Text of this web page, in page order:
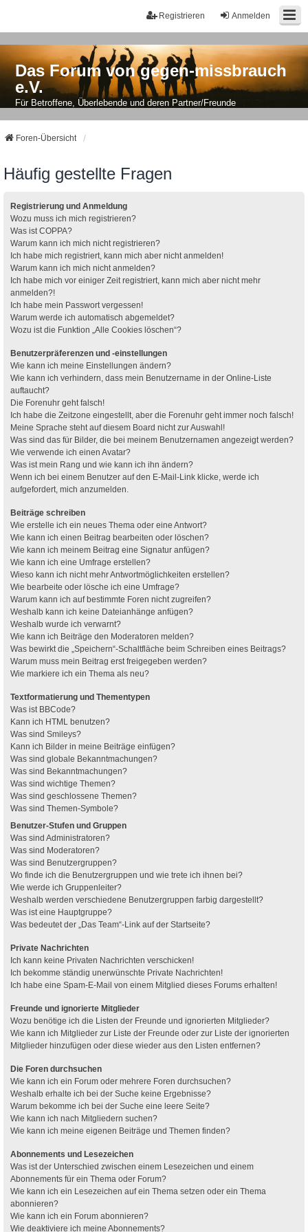
Anmelden
Registrieren
Das Forum von gegen-missbrauch
e.V.
Für Betroffene, Überlebende und deren Partner/Freunde
Foren-Übersicht
Häufig gestellte Fragen
Registrierung und Anmeldung
Wozu muss ich mich registrieren?
Was ist COPPA?
Warum kann ich mich nicht registrieren?
Ich habe mich registriert, kann mich aber nicht anmelden!
Warum kann ich mich nicht anmelden?
Ich habe mich vor einiger Zeit registriert, kann mich aber nicht mehr
anmelden?!
Ich habe mein Passwort vergessen!
Warum werde ich automatisch abgemeldet?
Wozu ist die Funktion „Alle Cookies löschen“?
Benutzerpräferenzen und -einstellungen
Wie kann ich meine Einstellungen ändern?
Wie kann ich verhindern, dass mein Benutzername in der Online-Liste
auftaucht?
Die Forenuhr geht falsch!
Ich habe die Zeitzone eingestellt, aber die Forenuhr geht immer noch falsch!
Meine Sprache steht auf diesem Board nicht zur Auswahl!
Was sind das für Bilder, die bei meinem Benutzernamen angezeigt werden?
Wie verwende ich einen Avatar?
Was ist mein Rang und wie kann ich ihn ändern?
Wenn ich bei einem Benutzer auf den E-Mail-Link klicke, werde ich
aufgefordert, mich anzumelden.
Beiträge schreiben
Wie erstelle ich ein neues Thema oder eine Antwort?
Wie kann ich einen Beitrag bearbeiten oder löschen?
Wie kann ich meinem Beitrag eine Signatur anfügen?
Wie kann ich eine Umfrage erstellen?
Wieso kann ich nicht mehr Antwortmöglichkeiten erstellen?
Wie bearbeite oder lösche ich eine Umfrage?
Warum kann ich auf bestimmte Foren nicht zugreifen?
Weshalb kann ich keine Dateianhänge anfügen?
Weshalb wurde ich verwarnt?
Wie kann ich Beiträge den Moderatoren melden?
Was bewirkt die „Speichern“-Schaltfläche beim Schreiben eines Beitrags?
Warum muss mein Beitrag erst freigegeben werden?
Wie markiere ich ein Thema als neu?
Textformatierung und Thementypen
Was ist BBCode?
Kann ich HTML benutzen?
Was sind Smileys?
Kann ich Bilder in meine Beiträge einfügen?
Was sind globale Bekanntmachungen?
Was sind Bekanntmachungen?
Was sind wichtige Themen?
Was sind geschlossene Themen?
Was sind Themen-Symbole?
Benutzer-Stufen und Gruppen
Was sind Administratoren?
Was sind Moderatoren?
Was sind Benutzergruppen?
Wo finde ich die Benutzergruppen und wie trete ich ihnen bei?
Wie werde ich Gruppenleiter?
Weshalb werden verschiedene Benutzergruppen farbig dargestellt?
Was ist eine Hauptgruppe?
Was bedeutet der „Das Team“-Link auf der Startseite?
Private Nachrichten
Ich kann keine Privaten Nachrichten verschicken!
Ich bekomme ständig unerwünschte Private Nachrichten!
Ich habe eine Spam-E-Mail von einem Mitglied dieses Forums erhalten!
Freunde und ignorierte Mitglieder
Wozu benötige ich die Listen der Freunde und ignorierten Mitglieder?
Wie kann ich Mitglieder zur Liste der Freunde oder zur Liste der ignorierten
Mitglieder hinzufügen oder diese wieder aus den Listen entfernen?
Die Foren durchsuchen
Wie kann ich ein Forum oder mehrere Foren durchsuchen?
Weshalb erhalte ich bei der Suche keine Ergebnisse?
Warum bekomme ich bei der Suche eine leere Seite?
Wie kann ich nach Mitgliedern suchen?
Wie kann ich meine eigenen Beiträge und Themen finden?
Abonnements und Lesezeichen
Was ist der Unterschied zwischen einem Lesezeichen und einem
Abonnements für ein Thema oder Forum?
Wie kann ich ein Lesezeichen auf ein Thema setzen oder ein Thema
abonnieren?
Wie kann ich ein Forum abonnieren?
Wie deaktiviere ich meine Abonnements?